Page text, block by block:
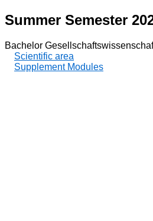
Summer Semester
Bachelor
Scientific area
Supplement Modules